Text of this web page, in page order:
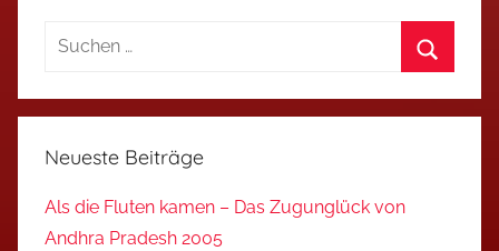
Suchen
Neueste Beiträge
Als die Fluten kamen – Das Zugunglück von
Andhra Pradesh 2005